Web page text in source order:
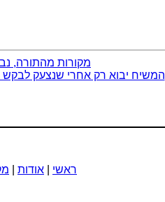
מקורות מהתורה,
המשיח יבוא רק אחרי שנצעק לבקש
ראשי אודות